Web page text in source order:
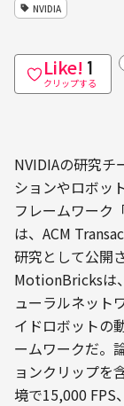
NVIDIA
Like! 1
クリップする
NVIDIAの研究チ
ションやロボッ
フレームワーク
は、ACM
研究として公開
MotionBricksは
ューラルネット
イドロボットの
ームワークだ。
ョンクリップを
境で15,000 FPS